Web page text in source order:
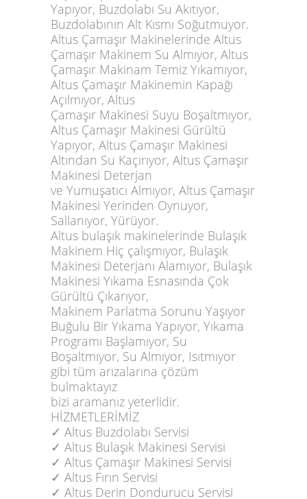
Yapıyor, Buzdolabı Su Akıtıyor,
Buzdolabının Alt Kısmı Soğutmuyor.
Altus Çamaşır Makinelerinde Altus
Çamaşır Makinem Su Almıyor, Altus
Çamaşır Makinam Temiz Yıkamıyor,
Altus Çamaşır Makinemin Kapağı
Açılmıyor, Altus
Çamaşır Makinesi Suyu Boşaltmıyor,
Altus Çamaşır Makinesi Gürültü
Yapıyor, Altus Çamaşır Makinesi
Altından Su Kaçırıyor, Altus Çamaşır
Makinesi Deterjan
ve Yumuşatıcı Almıyor, Altus Çamaşır
Makinesi Yerinden Oynuyor,
Sallanıyor, Yürüyor.
Altus bulaşık makinelerinde Bulaşık
Makinem Hiç çalışmıyor, Bulaşık
Makinesi Deterjanı Alamıyor, Bulaşık
Makinesi Yıkama Esnasında Çok
Gürültü Çıkarıyor,
Makinem Parlatma Sorunu Yaşıyor
Buğulu Bir Yıkama Yapıyor, Yıkama
Programı Başlamıyor, Su
Boşaltmıyor, Su Almıyor, Isıtmıyor
gibi tüm arızalarına çözüm
bulmaktayız
bizi aramanız yeterlidir.
HİZMETLERİMİZ
✓️ Altus Buzdolabı Servisi
✓️ Altus Bulaşık Makinesi Servisi
✓️ Altus Çamaşır Makinesi Servisi
✓️ Altus Fırın Servisi
✓️ Altus Derin Dondurucu Servisi